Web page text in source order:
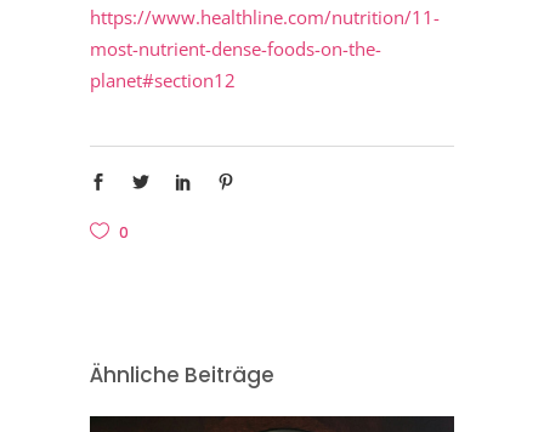
https://www.healthline.com/nutrition/11-
most-nutrient-dense-foods-on-the-
planet#section12
0
Ähnliche Beiträge